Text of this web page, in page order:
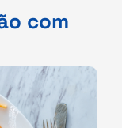
com